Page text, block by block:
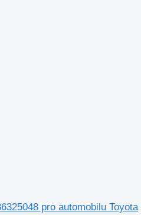
pro automobilu Toyota